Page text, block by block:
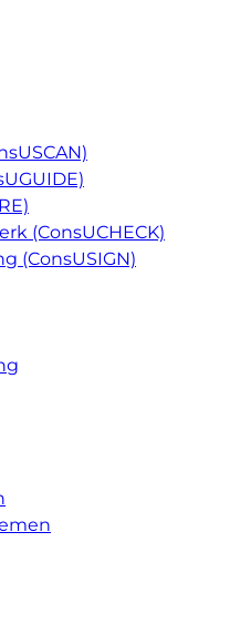
(ConsUCHECK)
(ConsUSIGN)